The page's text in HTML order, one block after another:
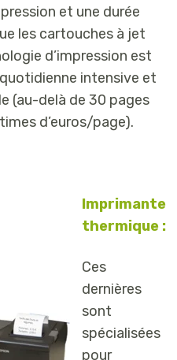
et une durée
les cartouches à jet
d’impression est
intensive et
(au-delà de 30 pages
d’euros/page).
Imprimante
thermique :
Ces
dernières
sont
spécialisées
pour